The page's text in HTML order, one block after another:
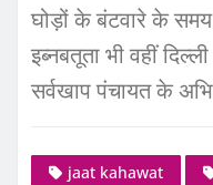
घोड़ों के बंटवारे के समय
इब्नबतूता भी वहीं
सर्वखाप पंचायत के
jaat kahawat